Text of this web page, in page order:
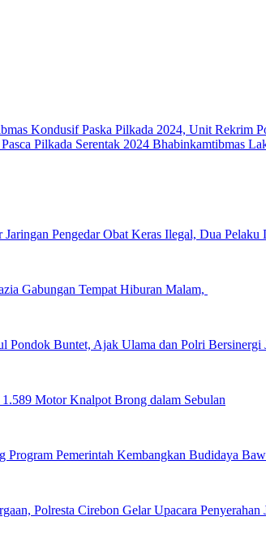
Kondusif Paska Pilkada 2024, Unit Rekrim
Pilkada Serentak 2024 Bhabinkamtibmas
Pengedar Obat Keras Ilegal, Dua Pelaku
Gabungan Tempat Hiburan Malam,
Pondok Buntet, Ajak Ulama dan Polri Bersinergi
Motor Knalpot Brong dalam Sebulan
Program Pemerintah Kembangkan Budidaya
Polresta Cirebon Gelar Upacara